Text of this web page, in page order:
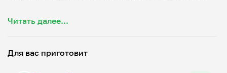
температуре — 18 ± 3 °C и относительной влажности
Читать далее...
Для вас приготовит